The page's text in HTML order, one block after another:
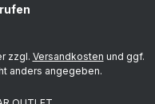
zzgl. Versandkosten und ggf.
anders angegeben.